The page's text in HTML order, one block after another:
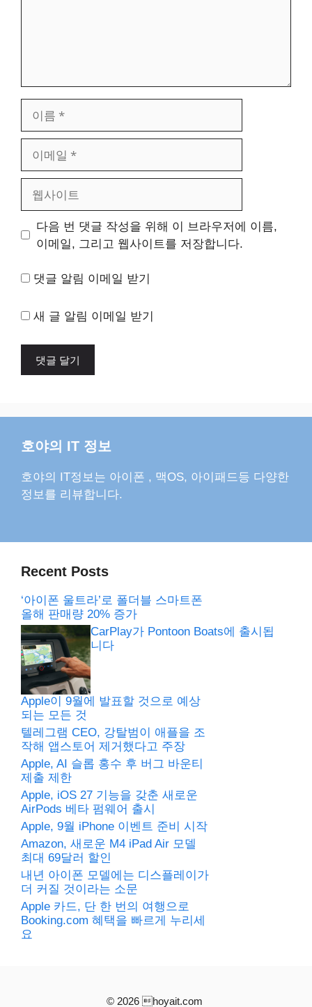
일
트
다음 번 댓글 작성을 위해 이 브라우저에 이름,
이메일, 그리고 웹사이트를 저장합니다.
댓글 알림 이메일 받기
새 글 알림 이메일 받기
호야의 IT 정보
호야의 IT정보는 아이폰 , 맥OS, 아이패드등 다양한
정보를 리뷰합니다.
Recent Posts
‘아이폰 울트라’로 폴더블 스마트폰
올해 판매량 20% 증가
CarPlay가 Pontoon Boats에 출시됩
니다
Apple이 9월에 발표할 것으로 예상
되는 모든 것
텔레그램 CEO, 강탈범이 애플을 조
작해 앱스토어 제거했다고 주장
Apple, AI 슬롭 홍수 후 버그 바운티
제출 제한
Apple, iOS 27 기능을 갖춘 새로운
AirPods 베타 펌웨어 출시
Apple, 9월 iPhone 이벤트 준비 시작
Amazon, 새로운 M4 iPad Air 모델
최대 69달러 할인
내년 아이폰 모델에는 디스플레이가
더 커질 것이라는 소문
Apple 카드, 단 한 번의 여행으로
Booking.com 혜택을 빠르게 누리세
요
© 2026 hoyait.com